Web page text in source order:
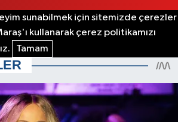
sunabilmek için sitemizde çerezler
kullanarak çerez politikamızı
Tamam